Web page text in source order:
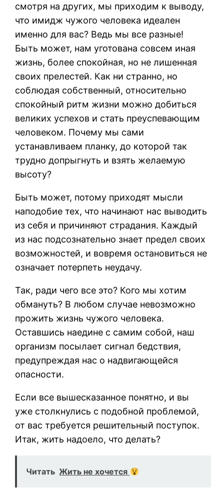
смотря на других, мы приходим к выводу,
что имидж чужого человека идеален
именно для вас? Ведь мы все разные!
Быть может, нам уготована совсем иная
жизнь, более спокойная, но не лишенная
своих прелестей. Как ни странно, но
соблюдая собственный, относительно
спокойный ритм жизни можно добиться
великих успехов и стать преуспевающим
человеком. Почему мы сами
устанавливаем планку, до которой так
трудно допрыгнуть и взять желаемую
высоту?
Быть может, потому приходят мысли
наподобие тех, что начинают нас выводить
из себя и причиняют страдания. Каждый
из нас подсознательно знает предел своих
возможностей, и вовремя остановиться не
означает потерпеть неудачу.
Так, ради чего все это? Кого мы хотим
обмануть? В любом случае невозможно
прожить жизнь чужого человека.
Оставшись наедине с самим собой, наш
организм посылает сигнал бедствия,
предупреждая нас о надвигающейся
опасности.
Если все вышесказанное понятно, и вы
уже столкнулись с подобной проблемой,
от вас требуется решительный поступок.
Итак, жить надоело, что делать?
Читать Жить не хочется